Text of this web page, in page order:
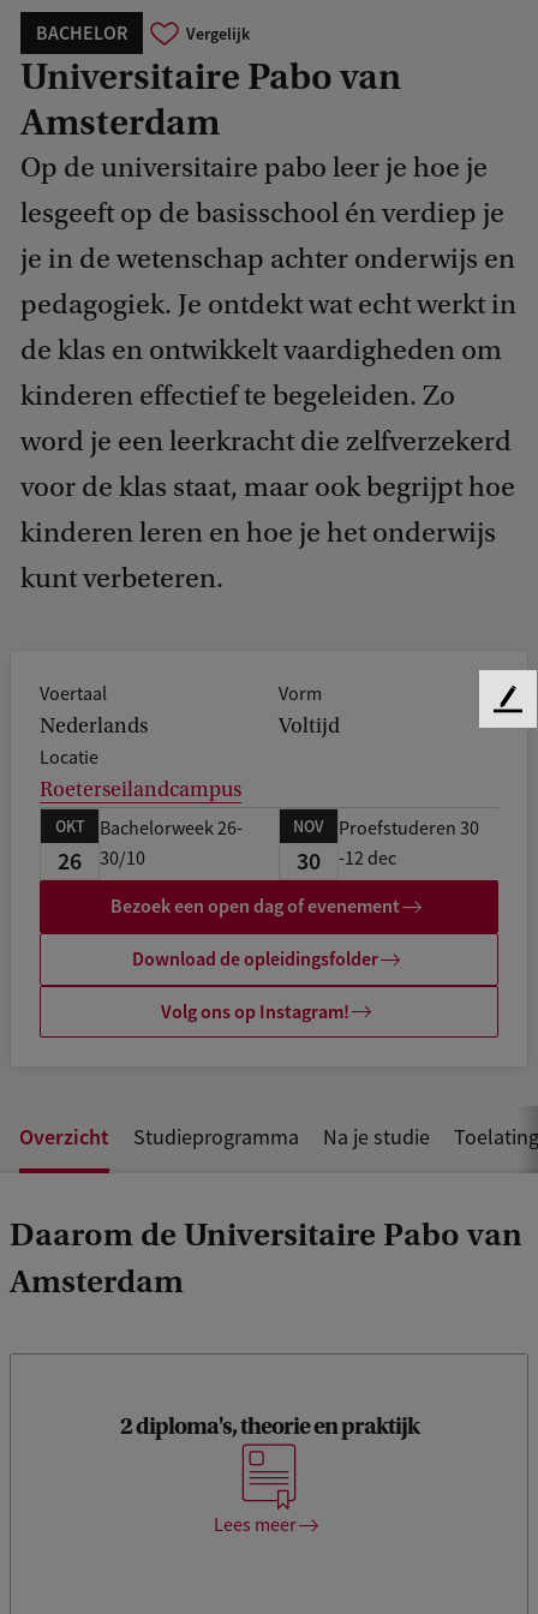
BACHELOR Vergelijk
Universitaire Pabo van
Amsterdam
Op de universitaire pabo leer je hoe je
lesgeeft op de basisschool én verdiep je
je in de wetenschap achter onderwijs en
pedagogiek. Je ontdekt wat echt werkt in
de klas en ontwikkelt vaardigheden om
kinderen effectief te begeleiden. Zo
word je een leerkracht die zelfverzekerd
voor de klas staat, maar ook begrijpt hoe
kinderen leren en hoe je het onderwijs
kunt verbeteren.
Voertaal
Nederlands
Vorm
Voltijd
Locatie
Roeterseilandcampus
OKT
26
Bachelorweek 26-
30/10
NOV
30
Proefstuderen 30
-12 dec
Bezoek een open dag of evenement
Download de opleidingsfolder
Volg ons op Instagram!
Overzicht Studieprogramma Na je studie
Daarom de Universitaire Pabo van
Amsterdam
2 diploma's, theorie en praktijk
Lees meer
Je studeert af met een diploma hbo-bachelor leraar
basisonderwijs én de wo-bachelor pedagogische
wetenschappen. Dankzij praktijkervaring én diepgaande,
academische kennis over pedagogiek en
onderwijsmethoden, sta je met een stevige basis voor de
F